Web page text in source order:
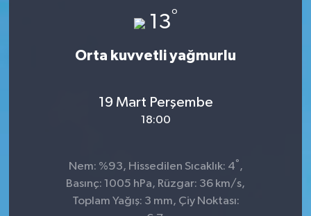
13°
Orta kuvvetli yağmurlu
19 Mart Perşembe
18:00
Nem: %93, Hissedilen Sıcaklık: 4° ,
Basınç: 1005 hPa, Rüzgar: 36 km/s,
Toplam Yağış: 3 mm, Çiy Noktası:
Bilim veTeknoloji
SEKTÖR
Magazin